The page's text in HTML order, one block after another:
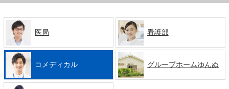
医局 看護部
コメディカル グループホームゆんぬ